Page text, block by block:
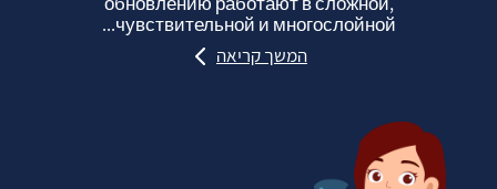
чувствительной и многослойной...
המשך קריאה